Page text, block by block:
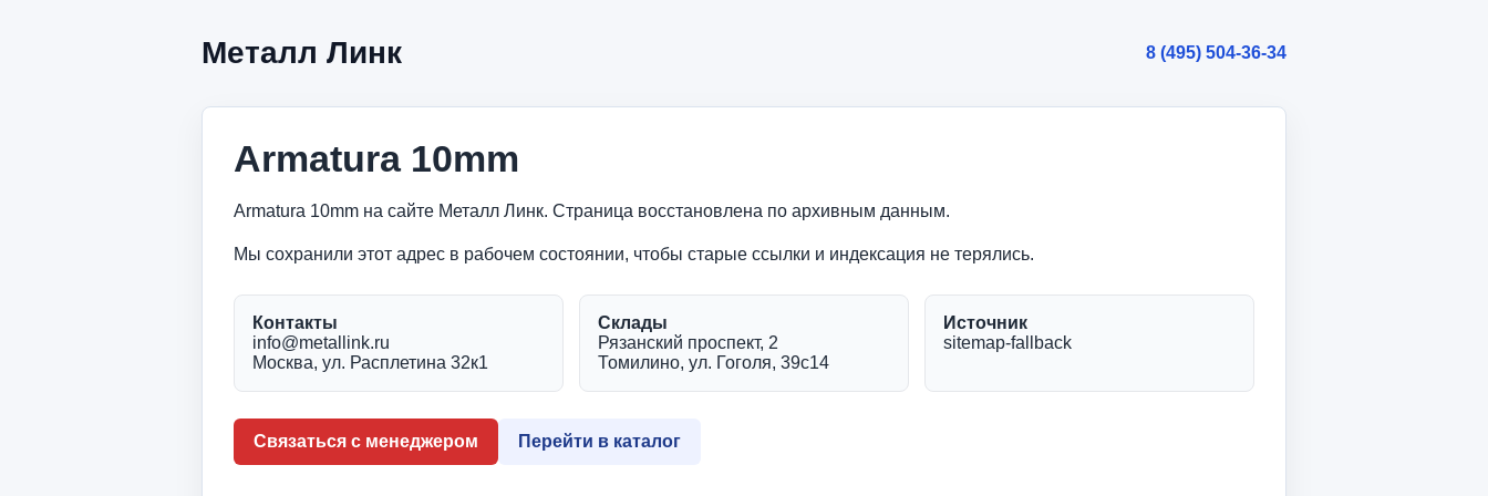
Металл Линк 8 (495) 504-36-34
Armatura 10mm
Armatura 10mm на сайте Металл Линк. Страница восстановлена по архивным данным.
Мы сохранили этот адрес в рабочем состоянии, чтобы старые ссылки и индексация не терялись.
Контакты
info@metallink.ru
Москва, ул. Расплетина 32к1
Склады
Рязанский проспект, 2
Томилино, ул. Гоголя, 39с14
Источник
sitemap-fallback
Связаться с менеджером Перейти в каталог